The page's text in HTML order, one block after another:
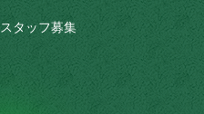
スタッフ募集